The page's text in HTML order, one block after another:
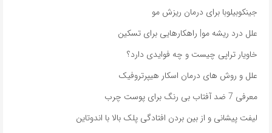
جینکوبیلوبا برای درمان ریزش مو
علل درد ریشه مو| راهکارهایی برای تسکین
خاویار تراپی چیست و چه فوایدی دارد؟
علل و روش های درمان اسکار هیپرتروفیک
معرفی 7 ضد آفتاب بی رنگ برای پوست چرب
لیفت پیشانی و از بین بردن افتادگی پلک بالا با اندوتاین